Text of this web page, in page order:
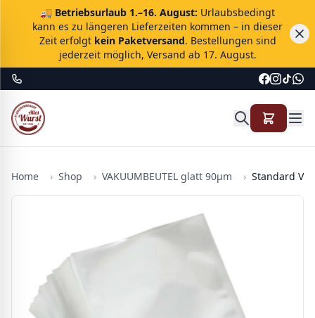
🚚 Betriebsurlaub 1.–16. August: Urlaubsbedingt
kann es zu längeren Lieferzeiten kommen – in dieser
Zeit erfolgt kein Paketversand. Bestellungen sind
jederzeit möglich, Versand ab 17. August.
Home › Shop › VAKUUMBEUTEL glatt 90µm › Standard